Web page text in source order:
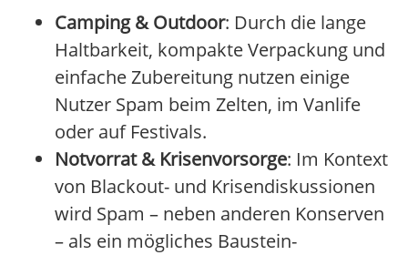
Camping & Outdoor: Durch die lange
Haltbarkeit, kompakte Verpackung und
einfache Zubereitung nutzen einige
Nutzer Spam beim Zelten, im Vanlife
oder auf Festivals.
Notvorrat & Krisenvorsorge: Im Kontext
von Blackout- und Krisendiskussionen
wird Spam – neben anderen Konserven
– als ein mögliches Baustein-